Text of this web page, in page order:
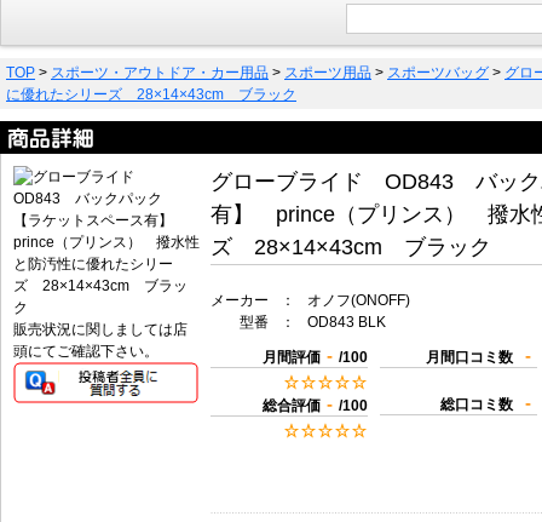
TOP > スポーツ・アウトドア・カー用品 > スポーツ用品 > スポーツバッグ > グロ
に優れたシリーズ 28×14×43cm ブラック
販売状況に関しましては店
頭にてご確認下さい。
グローブライド OD843 バッ
有】 prince（プリンス） 撥水
ズ 28×14×43cm ブラック
メーカー ：
オノフ(ONOFF)
型番
： OD843 BLK
月間評価 - /100
総合評価 - /100
月間口コミ数 -
総口コミ数 -